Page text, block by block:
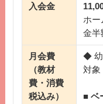
入会金
ホー
金半
月会費
（教材
費・消費
税込み）
◆ 幼
対象
■ ベ